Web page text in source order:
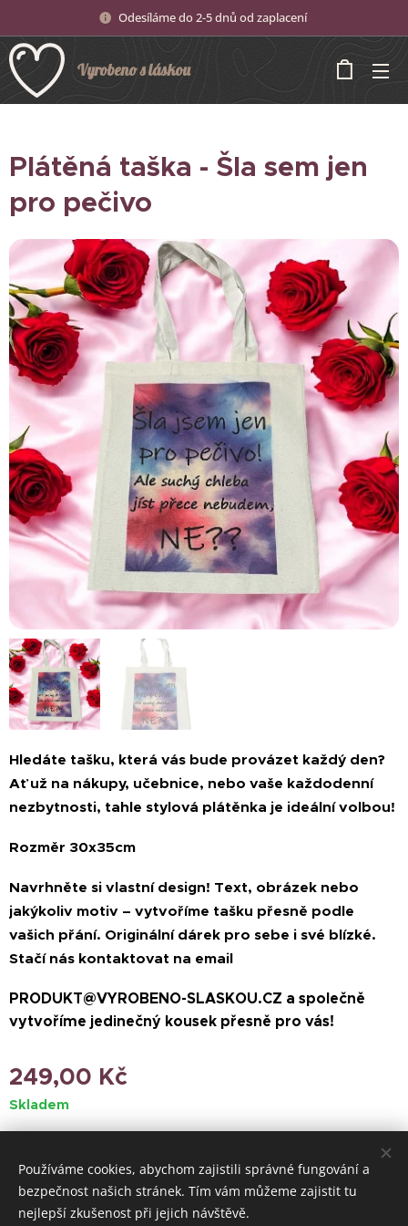
Odesíláme do 2-5 dnů od zaplacení
Vyrobeno s láskou
Plátěná taška - Šla sem jen
pro pečivo
Hledáte tašku, která vás bude provázet každý den?
Ať už na nákupy, učebnice, nebo vaše každodenní
nezbytnosti, tahle stylová plátěnka je ideální volbou!
Rozměr 30x35cm
Navrhněte si vlastní design! Text, obrázek nebo
jakýkoliv motiv – vytvoříme tašku přesně podle
vašich přání. Originální dárek pro sebe i své blízké.
Stačí nás kontaktovat na email
PRODUKT@VYROBENO-SLASKOU.CZ a společně
vytvoříme jedinečný kousek přesně pro vás!
249,00 Kč
Skladem
© 2024 Všechna práva vyhrazena
Vytvořeno službouWebnode
Používáme cookies, abychom zajistili správné fungování a
bezpečnost našich stránek. Tím vám můžeme zajistit tu
nejlepší zkušenost při jejich návštěvě.